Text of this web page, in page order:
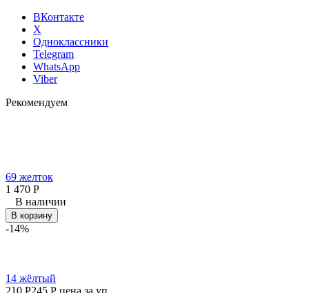
ВКонтакте
X
Одноклассники
Telegram
WhatsApp
Viber
Рекомендуем
69 желток
1 470 Р
В наличии
В корзину
-14%
14 жёлтый
210 Р245 Р цена за уп.